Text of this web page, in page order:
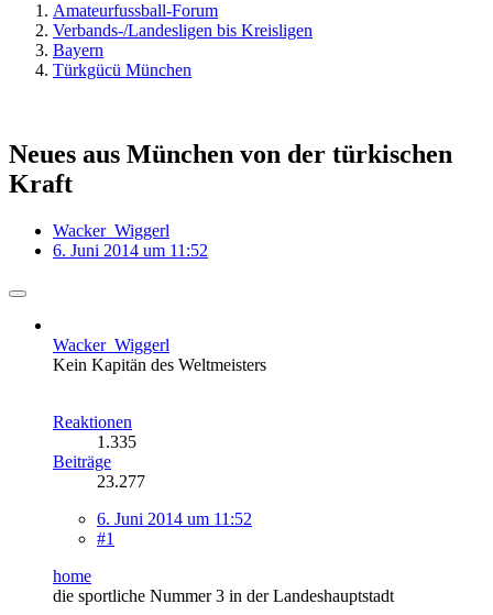
Amateurfussball-Forum
Verbands-/Landesligen bis Kreisligen
Bayern
Türkgücü München
Neues aus München von der türkischen
Kraft
Wacker_Wiggerl
6. Juni 2014 um 11:52
Wacker_Wiggerl
Kein Kapitän des Weltmeisters
Reaktionen
1.335
Beiträge
23.277
6. Juni 2014 um 11:52
#1
home
die sportliche Nummer 3 in der Landeshauptstadt